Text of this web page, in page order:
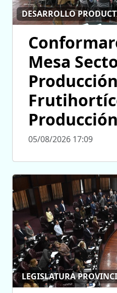
DESARROLLO
Mesa
Producción
05/08/2026 17:09
LEGISLATURA